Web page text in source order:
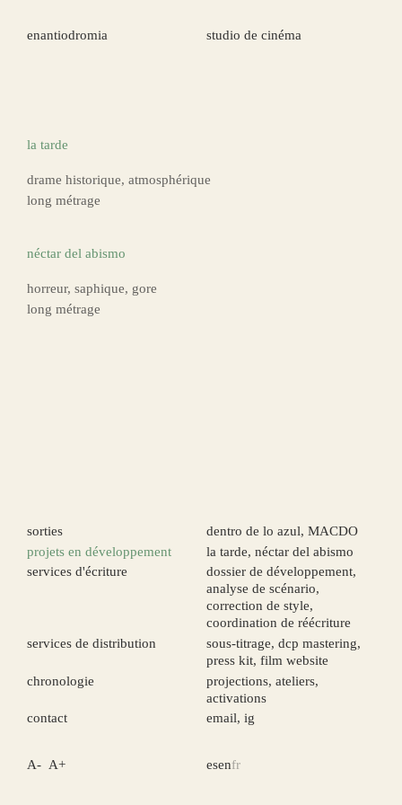
enantiodromia studio de cinéma
la tarde
drame historique, atmosphérique
long métrage
néctar del abismo
horreur, saphique, gore
long métrage
sorties dentro de lo azul, MACDO
projets en développement
la tarde, néctar del abismo
services d'écriture
dossier de développement,
analyse de scénario,
correction de style,
coordination de réécriture
services de distribution
sous-titrage, dcp mastering,
press kit, film website
chronologie
projections, ateliers,
activations
contact
email, ig
A- A+ esenfr